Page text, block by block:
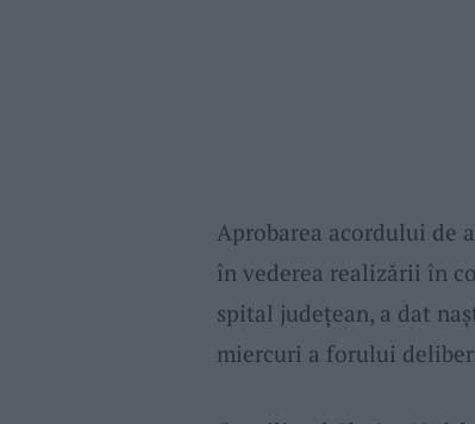
Aprobarea acordului de
în vederea realizării în
spital judeţean, a dat
miercuri a forului